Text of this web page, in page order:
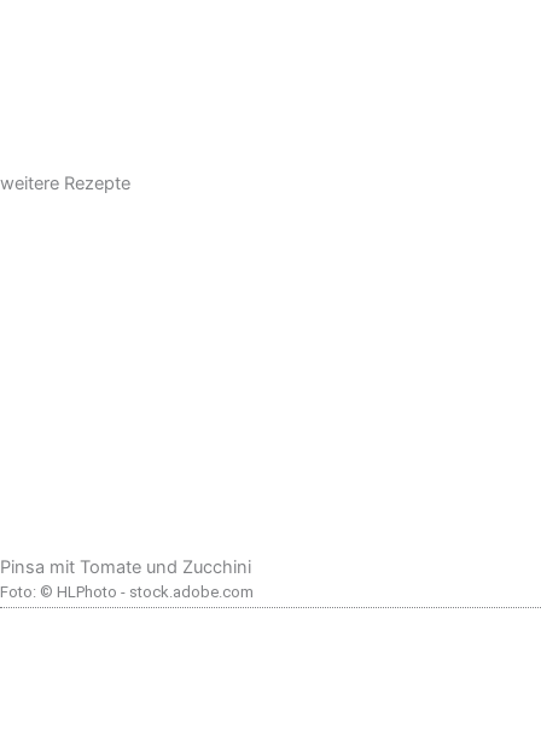
weitere Rezepte
Pinsa mit Tomate und Zucchini
Foto: © HLPhoto - stock.adobe.com